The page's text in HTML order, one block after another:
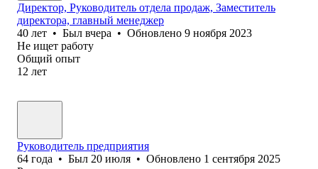
Директор, Руководитель отдела продаж, Заместитель
директора, главный менеджер
40 лет • Был вчера • Обновлено 9 ноября 2023
Не ищет работу
Общий опыт
12 лет
Руководитель предприятия
64 года • Был 20 июля • Обновлено 1 сентября 2025